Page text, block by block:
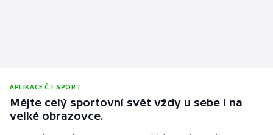
APLIKACE ČT SPORT
Mějte celý sportovní svět vždy u sebe i na
velké obrazovce.